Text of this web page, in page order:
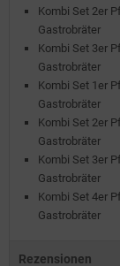
Kombi Set 2er
Gastrobräter
Kombi Set 3er
Gastrobräter
Kombi Set 1er
Gastrobräter
Kombi Set 2er
Gastrobräter
Kombi Set 3er
Gastrobräter
Kombi Set 4er
Gastrobräter
Rezensionen